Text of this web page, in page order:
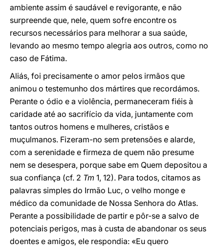
ambiente assim é saudável e revigorante, e não
surpreende que, nele, quem sofre encontre os
recursos necessários para melhorar a sua saúde,
levando ao mesmo tempo alegria aos outros, como no
caso de Fátima.
Aliás, foi precisamente o amor pelos irmãos que
animou o testemunho dos mártires que recordámos.
Perante o ódio e a violência, permaneceram fiéis à
caridade até ao sacrifício da vida, juntamente com
tantos outros homens e mulheres, cristãos e
muçulmanos. Fizeram-no sem pretensões e alarde,
com a serenidade e firmeza de quem não presume
nem se desespera, porque sabe em Quem depositou a
sua confiança (cf. 2 Tm 1, 12). Para todos, citamos as
palavras simples do Irmão Luc, o velho monge e
médico da comunidade de Nossa Senhora do Atlas.
Perante a possibilidade de partir e pôr-se a salvo de
potenciais perigos, mas à custa de abandonar os seus
doentes e amigos, ele respondia: «Eu quero